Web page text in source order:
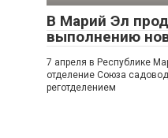
В Марий Эл
выполнению
7 апреля в Республике
отделение Союза
реготделением